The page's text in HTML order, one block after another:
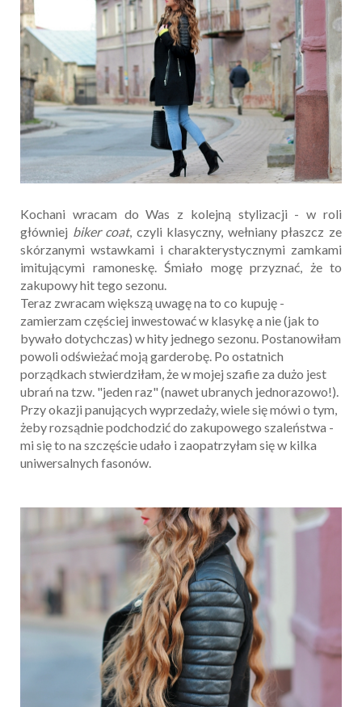
Kochani wracam do Was z kolejną stylizacji - w roli
główniej biker coat, czyli klasyczny, wełniany płaszcz ze
skórzanymi wstawkami i charakterystycznymi zamkami
imitującymi ramoneskę. Śmiało mogę przyznać, że to
zakupowy hit tego sezonu.
Teraz zwracam większą uwagę na to co kupuję -
zamierzam częściej inwestować w klasykę a nie (jak to
bywało dotychczas) w hity jednego sezonu. Postanowiłam
powoli odświeżać moją garderobę. Po ostatnich
porządkach stwierdziłam, że w mojej szafie za dużo jest
ubrań na tzw. "jeden raz" (nawet ubranych jednorazowo!).
Przy okazji panujących wyprzedaży, wiele się mówi o tym,
żeby rozsądnie podchodzić do zakupowego szaleństwa -
mi się to na szczęście udało i zaopatrzyłam się w kilka
uniwersalnych fasonów.